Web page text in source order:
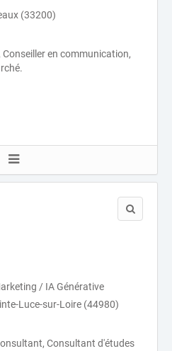
(33200)
en communication,
/ IA Générative
Luce-sur-Loire (44980)
Consultant d'études